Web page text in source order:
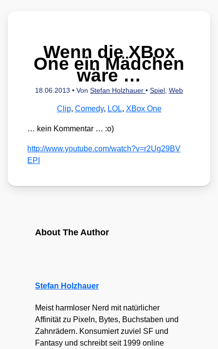
Wenn die XBox
One ein Mädchen
wäre …
18.06.2013 • Von Stefan Holzhauer • Spiel , Web
Clip, Comedy, LOL, XBox One
… kein Kom­men­tar … :o)
http://​www​.you​tube​.com/​w​a​t​c​h​?​v​=​r​2​U​g​2​9​B​V​
EPI
About The Author
Stefan Holzhauer
Meist harmloser Nerd mit natürlicher
Affinität zu Pixeln, Bytes, Buchstaben und
Zahnrädern. Konsumiert zuviel SF und
Fantasy und schreibt seit 1999 online